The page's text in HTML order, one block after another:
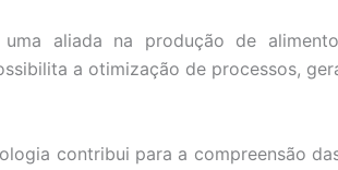
aliada na produção de
a otimização de processos,
contribui para a compreensão